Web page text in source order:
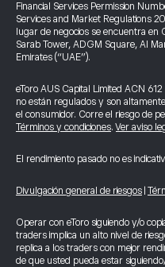
Financial Services Permission
Services and Market Regulations
lugar de negocios se encuentra
Sarab Tower, ADGM Square, Al
Emirates (“UAE”).
eToro AUS Capital Limited ACN
no están regulados y son
el consumidor. Corre el riesgo de
Términos y condiciones.Ver aviso
El rendimiento pasado no es
Divulgación general de riesgos
Operar con eToro siguiendo y/o
traders implica un alto nivel de
replica a los traders con mejor
de que usted pueda estar